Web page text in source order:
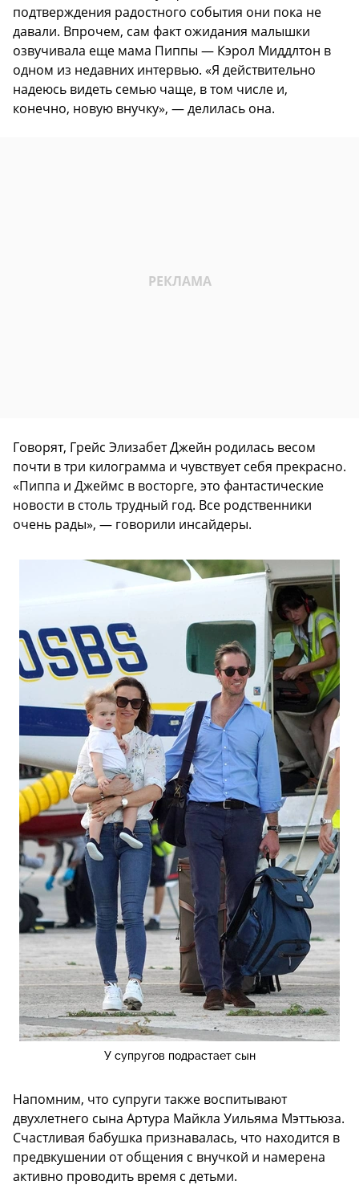
подтверждения радостного события они пока не
давали. Впрочем, сам факт ожидания малышки
озвучивала еще мама Пиппы — Кэрол Миддлтон в
одном из недавних интервью. «Я действительно
надеюсь видеть семью чаще, в том числе и,
конечно, новую внучку», — делилась она.
Говорят, Грейс Элизабет Джейн родилась весом
почти в три килограмма и чувствует себя прекрасно.
«Пиппа и Джеймс в восторге, это фантастические
новости в столь трудный год. Все родственники
очень рады», — говорили инсайдеры.
У супругов подрастает сын
Напомним, что супруги также воспитывают
двухлетнего сына Артура Майкла Уильяма Мэттьюза.
Счастливая бабушка признавалась, что находится в
предвкушении от общения с внучкой и намерена
активно проводить время с детьми.